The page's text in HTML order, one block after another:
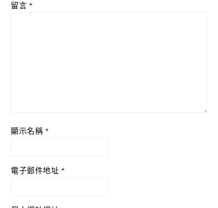
留言 *
顯示名稱 *
電子郵件地址 *